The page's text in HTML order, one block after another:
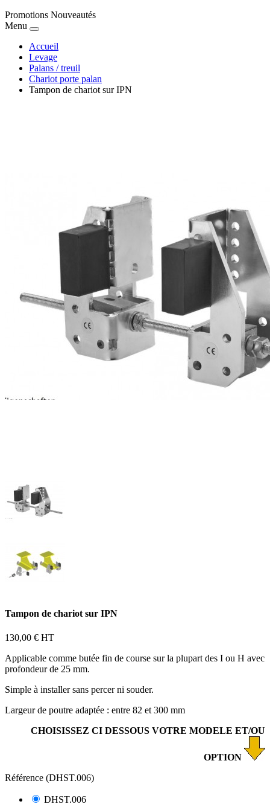
Promotions Nouveautés
Menu
Accueil
Levage
Palans / treuil
Chariot porte palan
Tampon de chariot sur IPN
Tampon de chariot sur IPN
130,00 € HT
Applicable comme butée fin de course sur la plupart des I ou H avec
profondeur de 25 mm.
Simple à installer sans percer ni souder.
Largeur de poutre adaptée : entre 82 et 300 mm
CHOISISSEZ CI DESSOUS VOTRE MODELE ET/OU
OPTION
Référence (DHST.006)
DHST.006